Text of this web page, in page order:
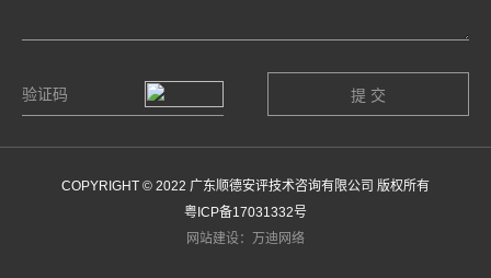
COPYRIGHT © 2022 广东顺德安评技术咨询有限公司 版权所有
粤ICP备17031332号
网站建设：万迪网络